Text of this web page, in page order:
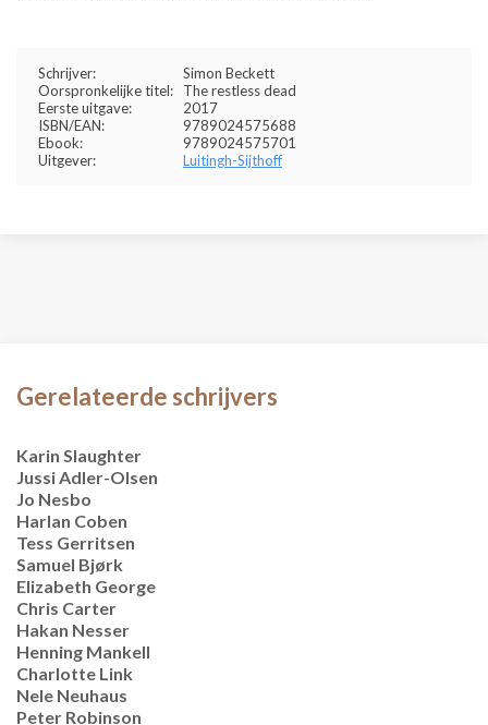
Schrijver:
Simon Beckett
Oorspronkelijke titel:
The restless dead
Eerste uitgave:
2017
ISBN/EAN:
9789024575688
Ebook:
9789024575701
Uitgever:
Luitingh-Sijthoff
Gerelateerde schrijvers
Karin Slaughter
Jussi Adler-Olsen
Jo Nesbo
Harlan Coben
Tess Gerritsen
Samuel Bjørk
Elizabeth George
Chris Carter
Hakan Nesser
Henning Mankell
Charlotte Link
Nele Neuhaus
Peter Robinson